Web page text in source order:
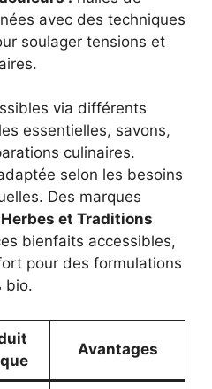
avec des techniques
soulager tensions et
via différents
essentielles, savons,
culinaires.
selon les besoins
Des marques
Herbes et Traditions
bienfaits accessibles,
pour des formulations
bio.
Avantages